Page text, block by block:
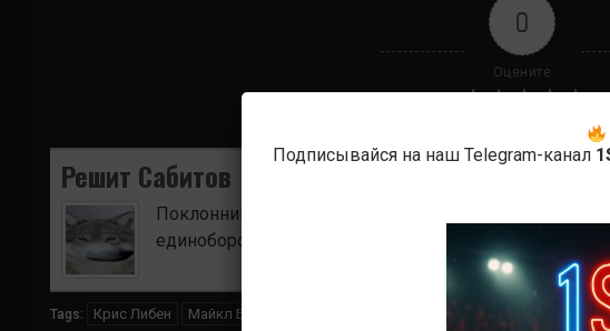
0
Оцените
Решит Сабитов
Поклонник боевых искусств. Ищу для вас самые
единоборств.
Tags: Крис Либен Майкл Биспинг
Подписывайся на наш Telegram-канал